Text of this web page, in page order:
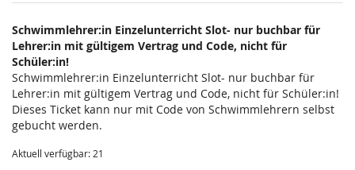
Schwimmlehrer:in Einzelunterricht Slot- nur buchbar für
Lehrer:in mit gültigem Vertrag und Code, nicht für
Schüler:in!
Schwimmlehrer:in Einzelunterricht Slot- nur buchbar für
Lehrer:in mit gültigem Vertrag und Code, nicht für Schüler:in!
Dieses Ticket kann nur mit Code von Schwimmlehrern selbst
gebucht werden.
Aktuell verfügbar: 21